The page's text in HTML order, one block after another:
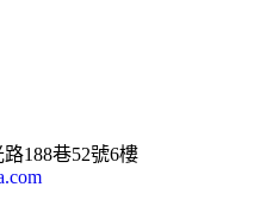
188巷52號6樓